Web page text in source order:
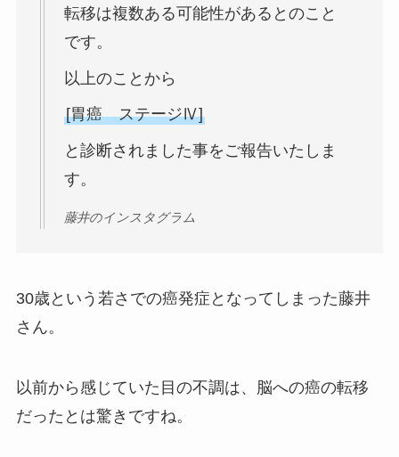
転移は複数ある可能性があるとのこと
です。
以上のことから
[胃癌 ステージⅣ]
と診断されました事をご報告いたしま
す。
藤井のインスタグラム
30歳という若さでの癌発症となってしまった藤井
さん。
以前から感じていた目の不調は、脳への癌の転移
だったとは驚きですね。